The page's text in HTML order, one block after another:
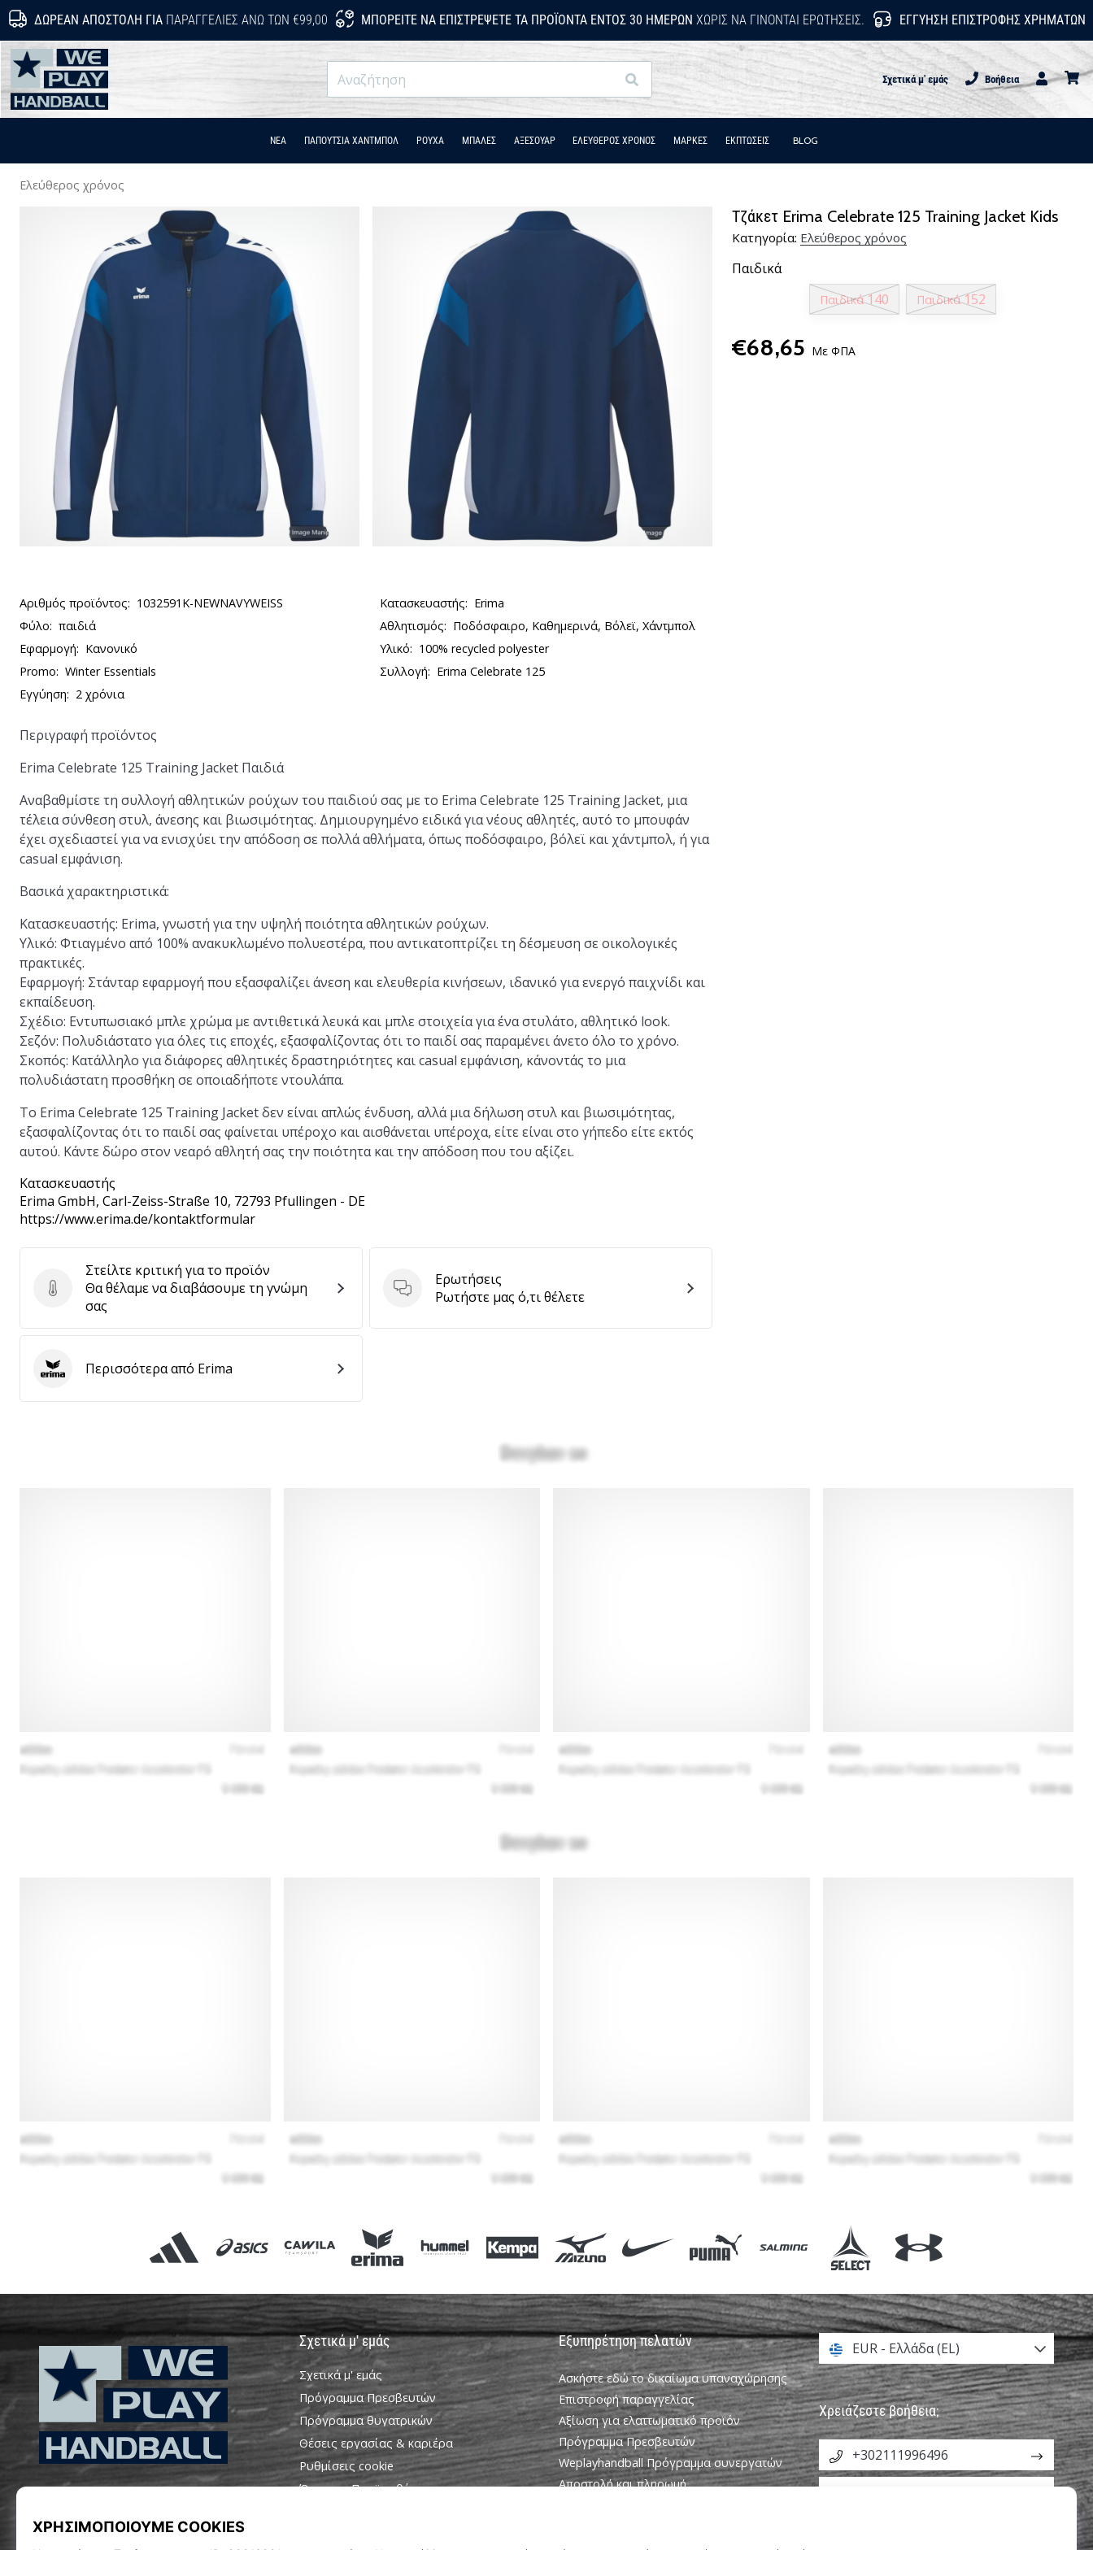
ΔΩΡΕΆΝ ΑΠΟΣΤΟΛΉ ΓΙΑΠΑΡΑΓΓΕΛΊΕΣ ΆΝΩ ΤΩΝ €99,00 ΜΠΟΡΕΊΤΕ ΝΑ ΕΠΙΣΤΡΈΨΕΤΕ ΤΑ ΠΡΟΪΌΝΤΑ ΕΝΤΌΣ 30 ΗΜΕΡΏΝ ΧΩΡΊΣ ΝΑ ΓΊΝΟΝΤΑΙ ΕΡΩΤΉΣΕΙΣ. ΕΓΓΎΗΣΗ ΕΠΙΣΤΡΟΦΉΣ ΧΡΗΜΆΤΩΝ
WePlayHandball.gr
Αναζήτηση Σχετικά μ' εμάς
Βοήθεια
Χρήστης
ΝΕΑ ΠΑΠΟΎΤΣΙΑ ΧΆΝΤΜΠΟΛ ΡΟΎΧΑ ΜΠΑΛΕΣ ΑΞΕΣΟΥΑΡ ΕΛΕΥΘΕΡΟΣ ΧΡΟΝΟΣ ΜΑΡΚΕΣ ΕΚΠΤΩΣΕΙΣ BLOG
Ελεύθερος χρόνος
Τζάκετ Erima Celebrate 125 Training Jacket Kids
Κατηγορία: Ελεύθερος χρόνος
Παιδικά
Παιδικά 140 Παιδικά 152
€68,65 Με ΦΠΑ
Αριθμός προϊόντος: 1032591K-NEWNAVYWEISS Κατασκευαστής: Erima
Φύλο: παιδιά Αθλητισμός: Ποδόσφαιρο, Καθημερινά, Βόλεϊ, Χάντμπολ
Εφαρμογή: Κανονικό Υλικό: 100% recycled polyester
Promo: Winter Essentials Συλλογή: Erima Celebrate 125
Εγγύηση: 2 χρόνια
Περιγραφή προϊόντος
Erima Celebrate 125 Training Jacket Παιδιά
Αναβαθμίστε τη συλλογή αθλητικών ρούχων του παιδιού σας με το Erima Celebrate 125 Training Jacket, μια
τέλεια σύνθεση στυλ, άνεσης και βιωσιμότητας. Δημιουργημένο ειδικά για νέους αθλητές, αυτό το μπουφάν
έχει σχεδιαστεί για να ενισχύει την απόδοση σε πολλά αθλήματα, όπως ποδόσφαιρο, βόλεϊ και χάντμπολ, ή για
casual εμφάνιση.
Βασικά χαρακτηριστικά:
Κατασκευαστής: Erima, γνωστή για την υψηλή ποιότητα αθλητικών ρούχων.
Υλικό: Φτιαγμένο από 100% ανακυκλωμένο πολυεστέρα, που αντικατοπτρίζει τη δέσμευση σε οικολογικές
πρακτικές.
Εφαρμογή: Στάνταρ εφαρμογή που εξασφαλίζει άνεση και ελευθερία κινήσεων, ιδανικό για ενεργό παιχνίδι και
εκπαίδευση.
Σχέδιο: Εντυπωσιακό μπλε χρώμα με αντιθετικά λευκά και μπλε στοιχεία για ένα στυλάτο, αθλητικό look.
Σεζόν: Πολυδιάστατο για όλες τις εποχές, εξασφαλίζοντας ότι το παιδί σας παραμένει άνετο όλο το χρόνο.
Σκοπός: Κατάλληλο για διάφορες αθλητικές δραστηριότητες και casual εμφάνιση, κάνοντάς το μια
πολυδιάστατη προσθήκη σε οποιαδήποτε ντουλάπα.
Το Erima Celebrate 125 Training Jacket δεν είναι απλώς ένδυση, αλλά μια δήλωση στυλ και βιωσιμότητας,
εξασφαλίζοντας ότι το παιδί σας φαίνεται υπέροχο και αισθάνεται υπέροχα, είτε είναι στο γήπεδο είτε εκτός
αυτού. Κάντε δώρο στον νεαρό αθλητή σας την ποιότητα και την απόδοση που του αξίζει.
Κατασκευαστής
Erima GmbH, Carl-Zeiss-Straße 10, 72793 Pfullingen - DE
https://www.erima.de/kontaktformular
Στείλτε κριτική για το προϊόν
Στείλτε κριτική για το προϊόν
Θα θέλαμε να διαβάσουμε τη γνώμη
σας
Ερωτήσεις
Ερωτήσεις
Ρωτήστε μας ό,τι θέλετε
ErimaΠερισσότερα από Erima
WePlayHandball.gr
Σχετικά μ' εμάς
Σχετικά μ' εμάς
Πρόγραμμα Πρεσβευτών
Πρόγραμμα θυγατρικών
Θέσεις εργασίας & καριέρα
Ρυθμίσεις cookie
Όροι και Προϋποθέσεις
Εξυπηρέτηση πελατών
Ασκήστε εδώ το δικαίωμα υπαναχώρησης
Επιστροφή παραγγελίας
Αξίωση για ελαττωματικό προϊόν
Πρόγραμμα Πρεσβευτών
Weplayhandball Πρόγραμμα συνεργατών
Αποστολή και πληρωμή
EUR - Ελλάδα (EL)
Χρειάζεστε βοήθεια;
+302111996496